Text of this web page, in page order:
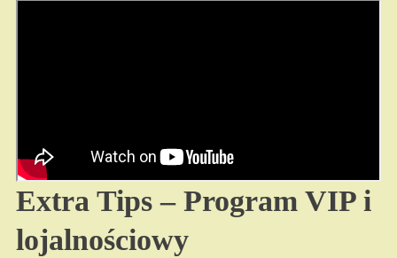
Extra Tips – Program VIP i
lojalnościowy